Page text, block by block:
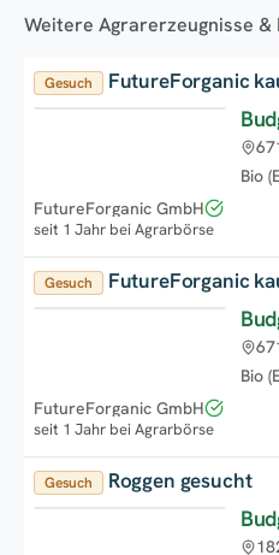
Weitere Agrarerzeugnisse
Gesuch FutureForganic
Bio
FutureForganic GmbH
seit 1 Jahr bei Agrarbörse
Gesuch FutureForganic
Bio
FutureForganic GmbH
seit 1 Jahr bei Agrarbörse
Gesuch Roggen gesucht